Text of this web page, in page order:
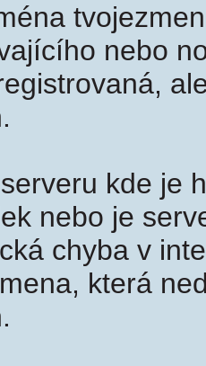
nebo
kde je
nebo je
chyba v
která